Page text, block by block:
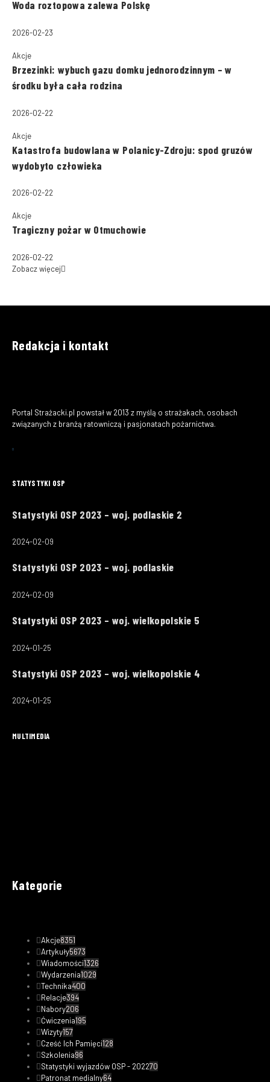
Woda roztopowa zalewa Polskę
2026-02-23
Akcje
Brzezinki: wybuch gazu domku jednorodzinnym – w
środku była cała rodzina
2026-02-22
Akcje
Katastrofa budowlana w Polanicy-Zdroju: spod gruzów
wydobyto człowieka
2026-02-22
Akcje
Tragiczny pożar w Otmuchowie
2026-02-22
Zobacz więcej
Redakcja i kontakt
Portal Strażacki.pl powstał w 2013 z myślą o strażakach, osobach
związanych z branżą ratowniczą i pasjonatach pożarnictwa.
STATYSTYKI OSP
Statystyki OSP 2023 – woj. podlaskie 2
2024-02-09
Statystyki OSP 2023 – woj. podlaskie
2024-02-09
Statystyki OSP 2023 – woj. wielkopolskie 5
2024-01-25
Statystyki OSP 2023 – woj. wielkopolskie 4
2024-01-25
MULTIMEDIA
Kategorie
Akcje8351
Artykuły5673
Wiadomości1326
Wydarzenia1029
Technika400
Relacje394
Nabory206
Ćwiczenia195
Wizyty157
Cześć Ich Pamięci128
Szkolenia96
Statystyki wyjazdów OSP - 202270
Patronat medialny64